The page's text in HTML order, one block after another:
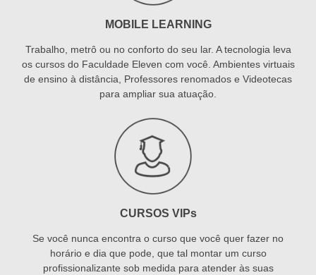
MOBILE LEARNING
Trabalho, metrô ou no conforto do seu lar. A tecnologia leva
os cursos do Faculdade Eleven com você. Ambientes virtuais
de ensino à distância, Professores renomados e Videotecas
para ampliar sua atuação.
CURSOS VIPs
Se você nunca encontra o curso que você quer fazer no
horário e dia que pode, que tal montar um curso
profissionalizante sob medida para atender às suas